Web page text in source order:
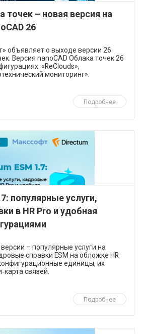
точек – новая версия на
26
объявляет о выходе версии 26
Версия nanoCAD Облака точек 26
«ReClouds»,
мониторинг».
Подробнее
популярные услуги,
в HR Pro и удобная
– популярные услуги на
справки ESM на обложке HR
единицы, их
связей.
Подробнее